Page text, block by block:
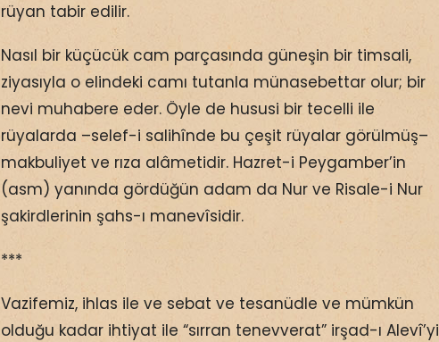
rüyan tabir edilir.
Nasıl bir küçücük cam parçasında güneşin bir timsali,
ziyasıyla o elindeki camı tutanla münasebettar olur; bir
nevi muhabere eder. Öyle de hususi bir tecelli ile
rüyalarda –selef-i salihînde bu çeşit rüyalar görülmüş–
makbuliyet ve rıza alâmetidir. Hazret-i Peygamber’in
(asm) yanında gördüğün adam da Nur ve Risale-i Nur
şakirdlerinin şahs-ı manevîsidir.
***
Vazifemiz, ihlas ile ve sebat ve tesanüdle ve mümkün
olduğu kadar ihtiyat ile “sırran tenevverat” irşad-ı Alevî’yi